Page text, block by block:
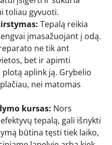
toliau gyvuoti.
Tepalą reikia
įmasažuojant į odą.
ne tik ant
bet ir apimti
aplink ją. Grybelio
nei matomas
kursas: Nors
tepalą, gali išnykti
būtina tęsti tiek laiko,